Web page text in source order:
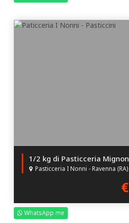
Pasticceria I Nonni - Ravenna (RA)
€
WhatsApp me